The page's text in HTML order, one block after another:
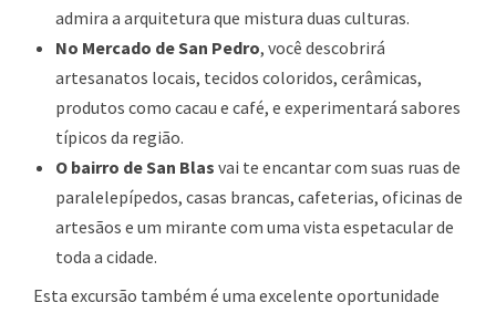
admira a arquitetura que mistura duas culturas.
No Mercado de San Pedro, você descobrirá
artesanatos locais, tecidos coloridos, cerâmicas,
produtos como cacau e café, e experimentará sabores
típicos da região.
O bairro de San Blas vai te encantar com suas ruas de
paralelepípedos, casas brancas, cafeterias, oficinas de
artesãos e um mirante com uma vista espetacular de
toda a cidade.
Esta excursão também é uma excelente oportunidade